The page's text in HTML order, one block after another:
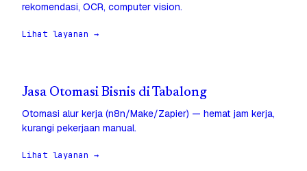
rekomendasi, OCR, computer vision.
Lihat layanan →
Jasa Otomasi Bisnis di Tabalong
Otomasi alur kerja (n8n/Make/Zapier) — hemat jam kerja,
kurangi pekerjaan manual.
Lihat layanan →